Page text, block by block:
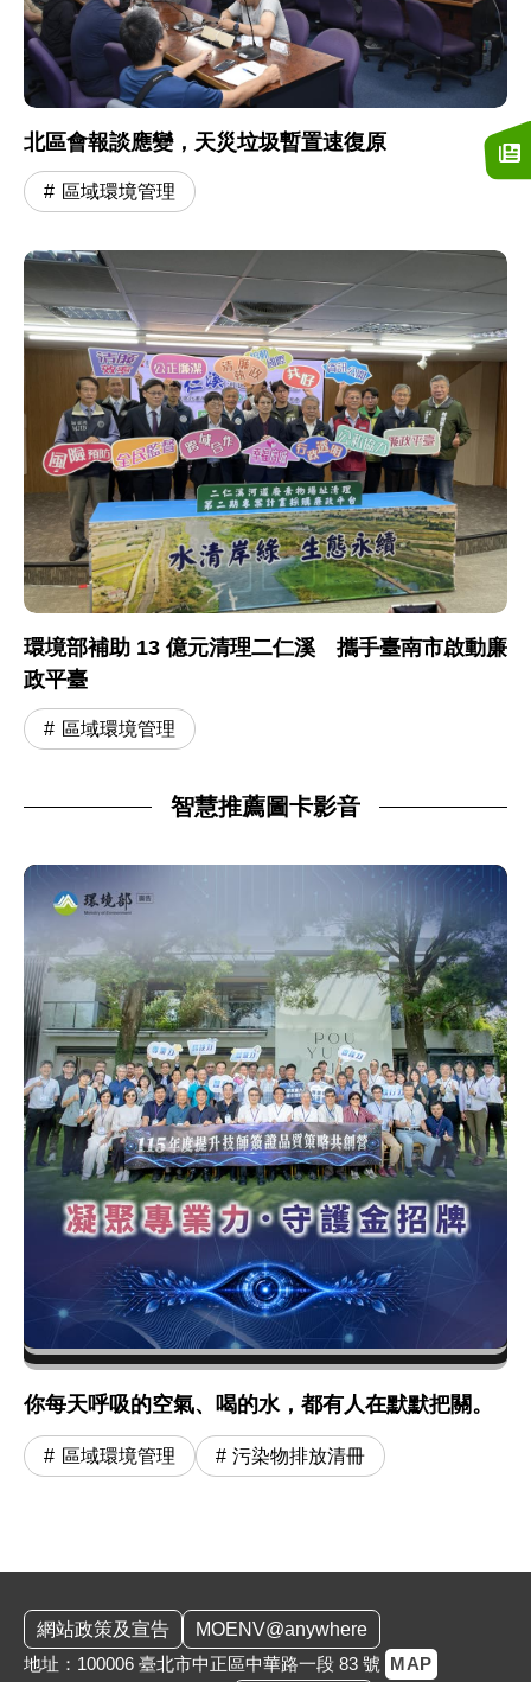
北區會報談應變，天災垃圾暫置速復原
區域環境管理
環境部補助 13 億元清理二仁溪 攜手臺南市啟動廉
政平臺
區域環境管理
智慧推薦圖卡影音
你每天呼吸的空氣、喝的水，都有人在默默把關。
區域環境管理 污染物排放清冊
網站政策及宣告
MOENV@anywhere
地址：100006 臺北市中正區中華路一段 83 號 MAP